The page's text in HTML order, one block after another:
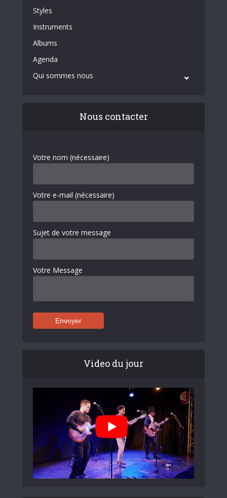
Styles
Instruments
Albums
Agenda
Qui sommes nous
Nous contacter
Votre nom (nécessaire)
Votre e-mail (nécessaire)
Sujet de votre message
Votre Message
Video du jour